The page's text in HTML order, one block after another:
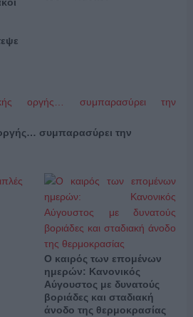
συμπαρασύρει την
Ο καιρός των επομένων
ημερών: Κανονικός
Αύγουστος με δυνατούς
βοριάδες και σταδιακή
άνοδο της θερμοκρασίας